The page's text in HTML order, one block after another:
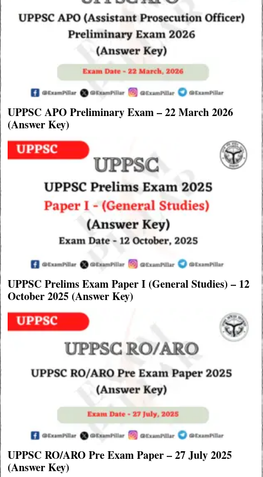
UPPSC APO Preliminary Exam – 22 March 2026
(Answer Key)
UPPSC Prelims Exam Paper I (General Studies) – 12
October 2025 (Answer Key)
UPPSC RO/ARO Pre Exam Paper – 27 July 2025
(Answer Key)